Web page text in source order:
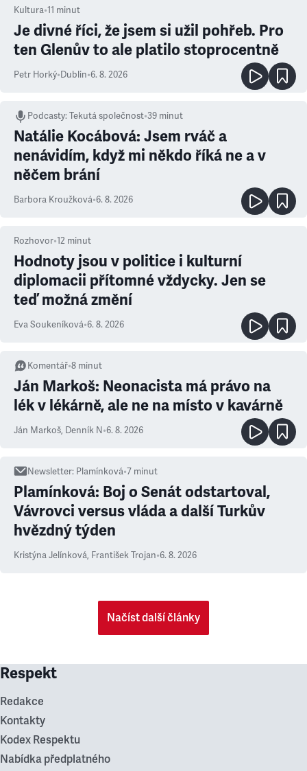
Kultura•11 minut
Je divné říci, že jsem si užil pohřeb. Pro
ten Glenův to ale platilo stoprocentně
Petr Horký•Dublin•6. 8. 2026
Podcasty:Tekutá společnost•39 minut
Natálie Kocábová: Jsem rváč a
nenávidím, když mi někdo říká ne a v
něčem brání
Barbora Kroužková•6. 8. 2026
Rozhovor•12 minut
Hodnoty jsou v politice i kulturní
diplomacii přítomné vždycky. Jen se
teď možná změní
Eva Soukeníková•6. 8. 2026
Komentář•8 minut
Ján Markoš: Neonacista má právo na
lék v lékárně, ale ne na místo v kavárně
Ján Markoš, Denník N•6. 8. 2026
Newsletter: Plamínková•7 minut
Plamínková: Boj o Senát odstartoval,
Vávrovci versus vláda a další Turkův
hvězdný týden
Kristýna Jelínková, František Trojan•6. 8. 2026
Načíst další články
Respekt
Redakce
Kontakty
Kodex Respektu
Nabídka předplatného